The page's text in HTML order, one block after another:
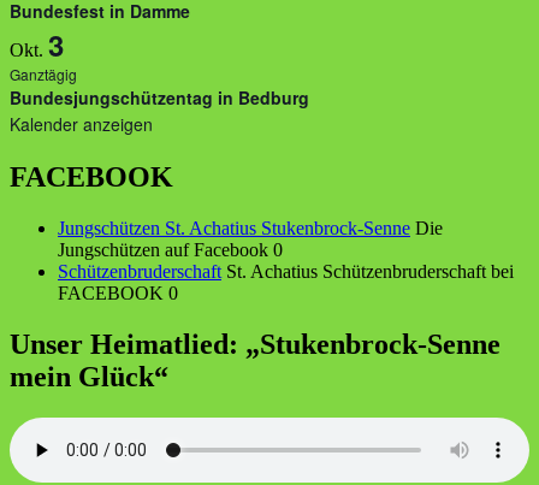
Bundesfest in Damme
Okt. 3
Ganztägig
Bundesjungschützentag in Bedburg
Kalender anzeigen
FACEBOOK
Jungschützen St. Achatius Stukenbrock-Senne Die
Jungschützen auf Facebook 0
Schützenbruderschaft St. Achatius Schützenbruderschaft bei
FACEBOOK 0
Unser Heimatlied: „Stukenbrock-Senne
mein Glück“